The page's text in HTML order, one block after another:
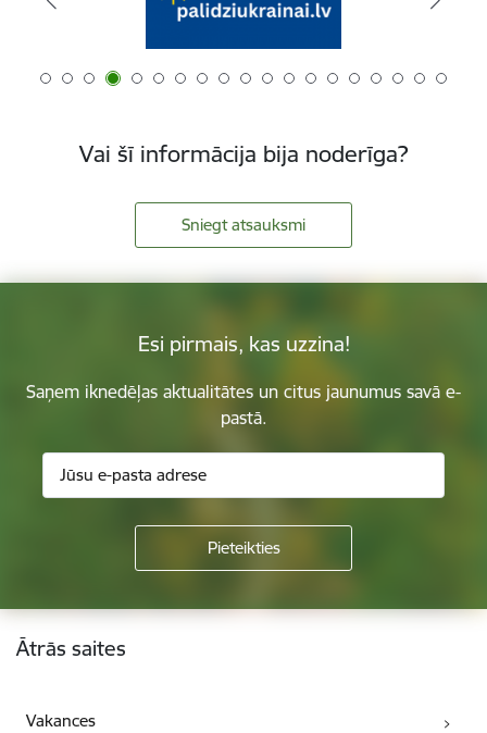
Vai šī informācija bija noderīga?
Sniegt atsauksmi
Esi pirmais, kas uzzina!
Saņem iknedēļas aktualitātes un citus jaunumus savā e-
pastā.
Kājene
Ātrās saites
Vakances